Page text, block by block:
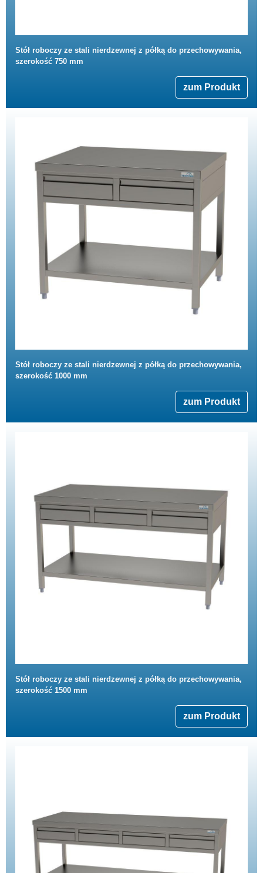
Stół roboczy ze stali nierdzewnej z półką do przechowywania,
szerokość 750 mm
zum Produkt
Stół roboczy ze stali nierdzewnej z półką do przechowywania,
szerokość 1000 mm
zum Produkt
Stół roboczy ze stali nierdzewnej z półką do przechowywania,
szerokość 1500 mm
zum Produkt